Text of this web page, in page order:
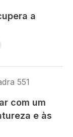
a
com um
e às